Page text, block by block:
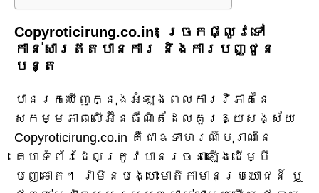
Copyroticirung.co.in៖ ច្រកផ្លូវទៅ
កាន់សារឥតបានការ និងការបញ្ជូន
បន្ត
បានរកឃើញក្នុងអំឡុងពេលការវិភាគនៃ
សកម្មភាពលើអ៊ីនធឺណិតដែលគួរឱ្យសង្ស័យ
Copyroticirung.co.in គឺជាឧទាហរណ៍បុរាណនៃ
គេហទំព័រដែលត្រូវបានរចនាឡើងដើម្បី
បញ្ឆោត។ វាមិនបង្ហោះមាតិកាមានប្រយោជន៍ ឬ